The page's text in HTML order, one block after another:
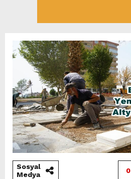
Sosyal
Medya
0